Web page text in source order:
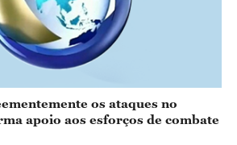
os ataques no
apoio aos esforços de combate